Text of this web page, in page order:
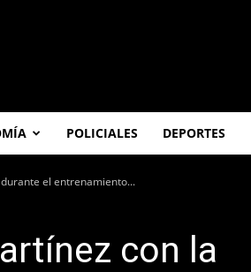
POLICIALES DEPORTES
el entrenamiento...
con la